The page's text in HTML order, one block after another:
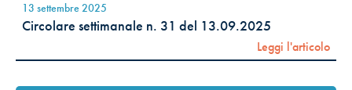
13 settembre 2025
Circolare settimanale n. 31 del 13.09.2025
Leggi l'articolo